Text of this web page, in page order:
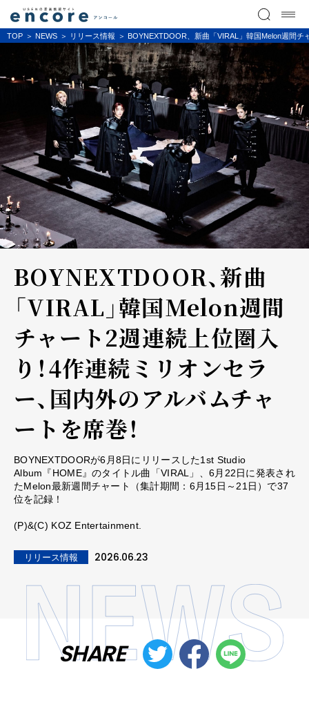
TOP NEWS リリース情報 BOYNEXTDOOR、新曲「VIRAL」韓国Melon週間
BOYNEXTDOOR、新曲
「VIRAL」韓国Melon週間
チャート2週連続上位圏入
り！4作連続ミリオンセラ
ー、国内外のアルバムチャ
ートを席巻！
BOYNEXTDOORが6月8日にリリースした1st Studio
Album『HOME』のタイトル曲「VIRAL」、6月22日に発表され
たMelon最新週間チャート（集計期間：6月15日～21日）で37
位を記録！
(P)&(C) KOZ Entertainment.
リリース情報 2026.06.23
SHARE